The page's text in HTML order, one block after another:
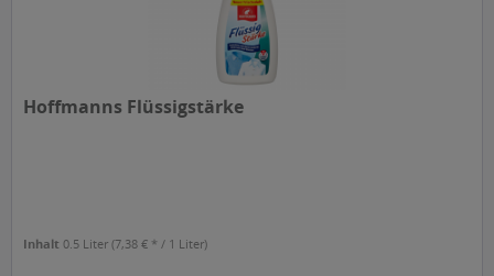
Hoffmanns Flüssigstärke
Inhalt0.5 Liter(7,38 € * / 1 Liter)